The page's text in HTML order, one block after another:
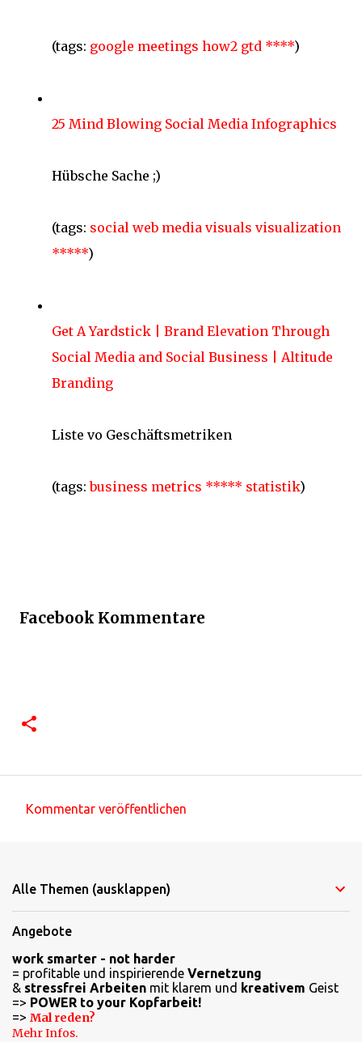
(tags: google meetings how2 gtd ****)
25 Mind Blowing Social Media Infographics
Hübsche Sache ;)
(tags: social web media visuals visualization
*****)
Get A Yardstick | Brand Elevation Through
Social Media and Social Business | Altitude
Branding
Liste vo Geschäftsmetriken
(tags:business metrics ***** statistik)
Facebook Kommentare
m
n
t
a
r
e
Kommentar veröffentlichen
Alle Themen (ausklappen)
Angebote
work smarter - not harder
= profitable und inspirierende Vernetzung
& stressfrei Arbeiten mit klarem und kreativem Geist
=> POWER to your Kopfarbeit!
=> Mal reden?
Mehr Infos.